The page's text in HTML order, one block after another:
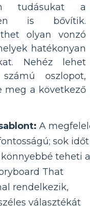
tudásukat a
is bővítik.
olyan vonzó
hatékonyan
Nehéz lehet
oszlopot,
meg a következő
A
sok időt
teheti a
That
rendelkezik,
választékát